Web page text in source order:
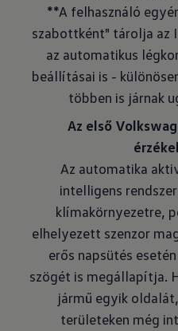
**A felhasználó
szabottként" tárolja az
az automatikus
beállításai is -
többen is járnak
Az első
Az automatika
intelligens
klímakörnyezetre,
elhelyezett szenzor
erős napsütés
szögét is megállapítja.
jármű egyik
területeken még